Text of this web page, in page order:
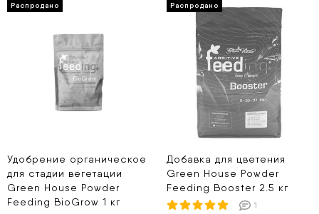
Удобрение органическое
для стадии вегетации
Green House Powder
Feeding BioGrow 1 кг
Добавка для цветения
Green House Powder
Feeding Booster 2.5 кг
1